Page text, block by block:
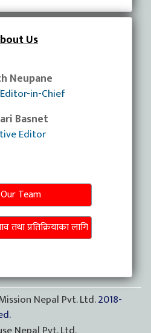
Us
Neupane
in-Chief
Basnet
Editor
Our Team
प्रतिक्रियाका लागि
Nepal Pvt. Ltd.2018-